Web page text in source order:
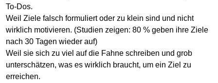
To-Dos.
Weil Ziele falsch formuliert oder zu klein sind und nicht
wirklich motivieren. (Studien zeigen: 80 % geben ihre Ziele
nach 30 Tagen wieder auf)
Weil sie sich zu viel auf die Fahne schreiben und grob
unterschätzen, was es wirklich braucht, um ein Ziel zu
erreichen.